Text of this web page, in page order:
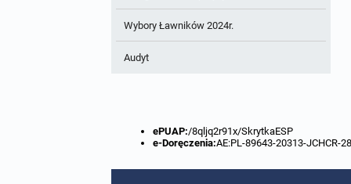
Wybory Ławników 2024r.
Audyt
ePUAP:/8qljq2r91x/SkrytkaESP
e-Doręczenia:AE:PL-89643-20313-JCHCR-28